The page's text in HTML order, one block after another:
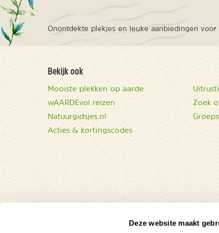
Deze website maakt
Onontdekte plekjes en leuke aanbiedingen
Bekijk ook
Mooiste plekken op aarde
wAARDEvol reizen
Natuurgidsjes.nl
Acties & kortingscodes
Zoek